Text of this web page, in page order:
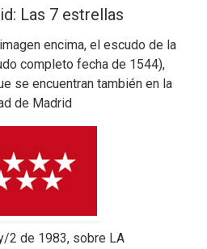
Las 7 estrellas
encima, el escudo de la
completo fecha de 1544),
se encuentran también en la
de Madrid
2 de 1983, sobre LA